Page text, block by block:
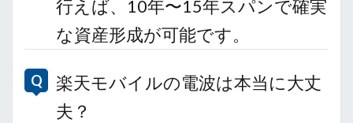
行えば、10年〜15年スパンで確実
な資産形成が可能です。
楽天モバイルの電波は本当に大丈
夫？